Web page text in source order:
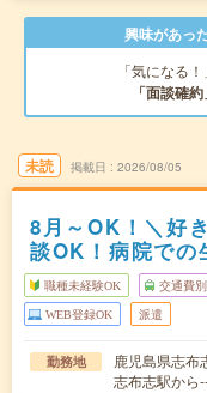
興味があっ
「気になる
「面談確約
未読 掲載日 2026/08/05
8月～OK！＼好
談OK！病院での
職種未経験OK 交通費
WEB登録OK 派遣
勤務地
鹿児島県志布
志布志駅から